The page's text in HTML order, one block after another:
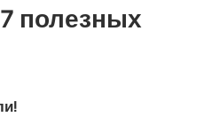
полезных